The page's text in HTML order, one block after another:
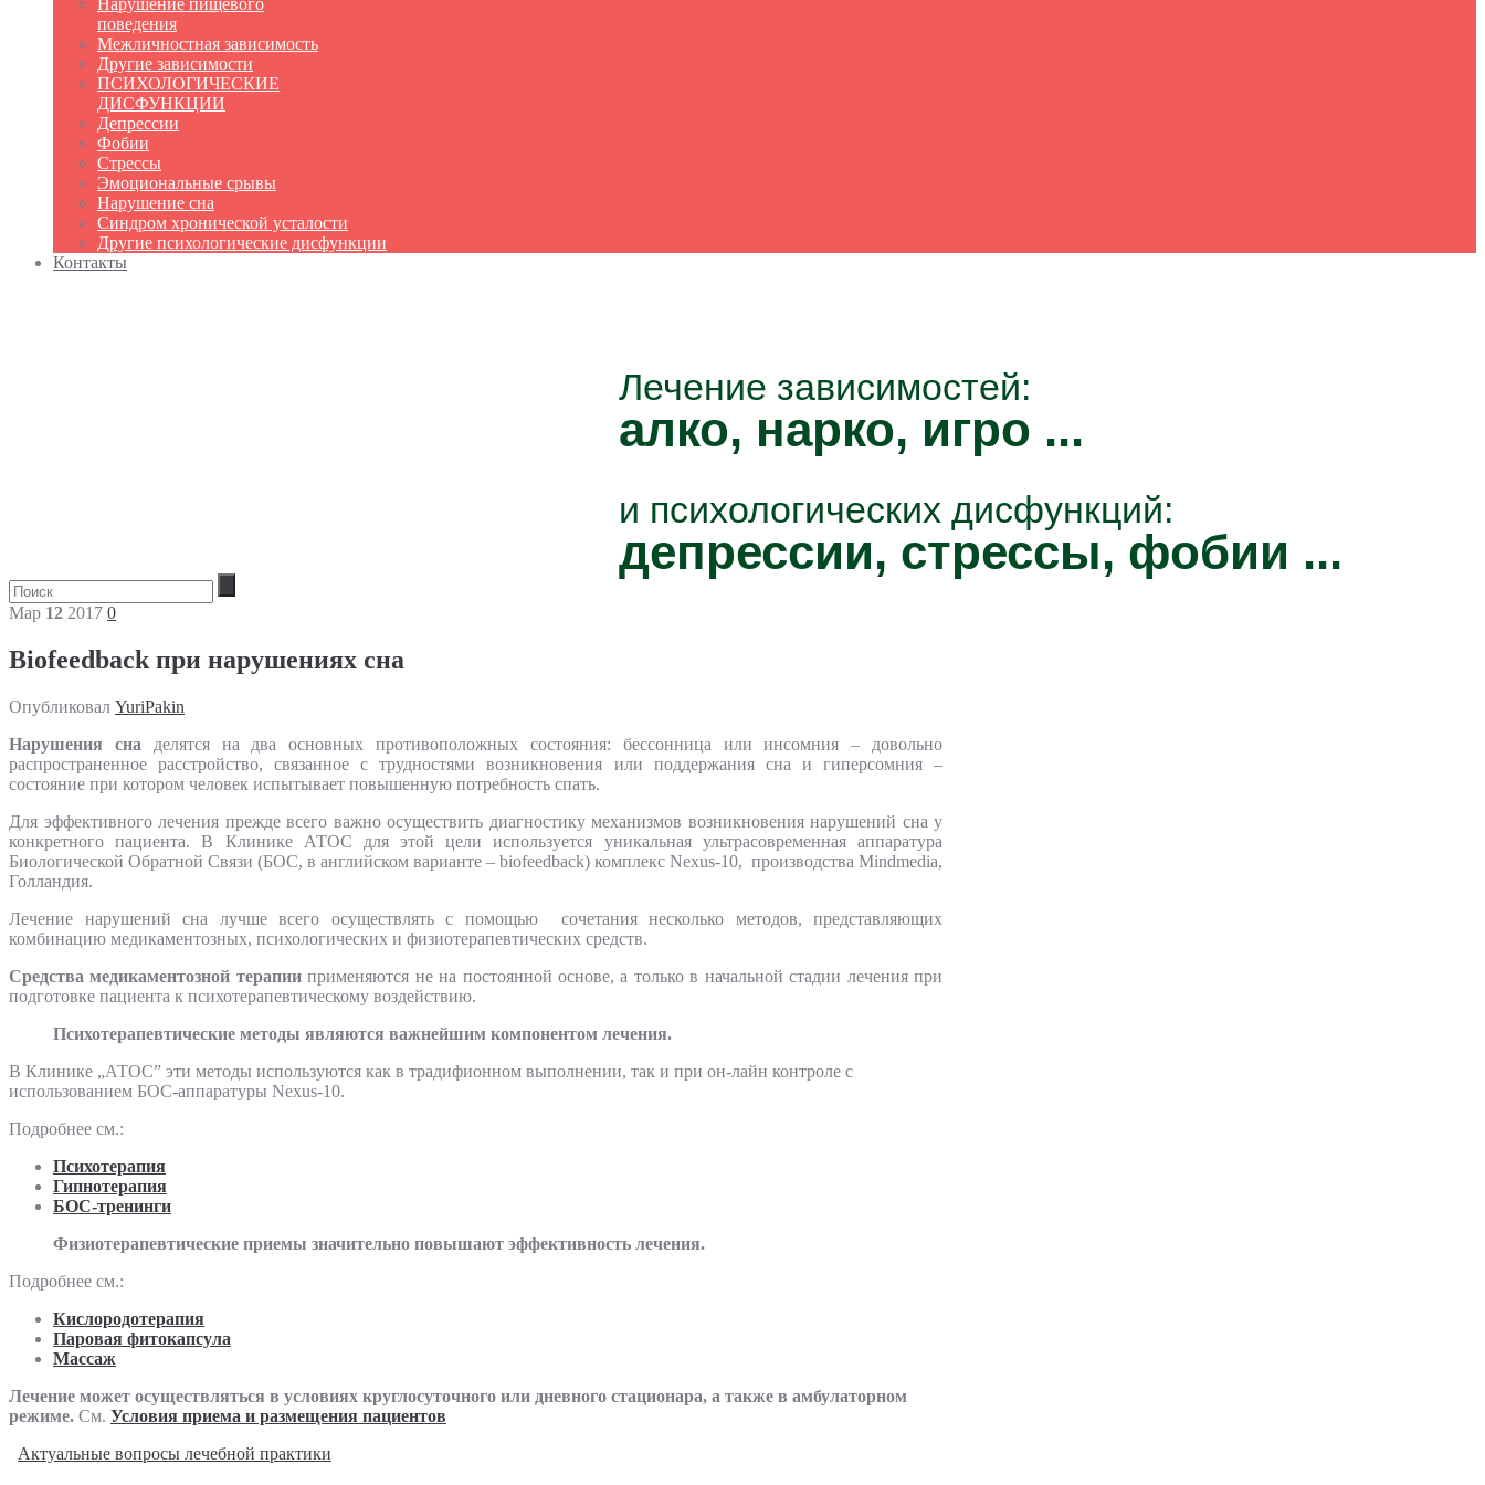
поведения
Межличностная зависимость
Другие зависимости
ПСИХОЛОГИЧЕСКИЕ
ДИСФУНКЦИИ
Депрессии
Фобии
Стрессы
Эмоциональные срывы
Нарушение сна
Синдром хронической усталости
Другие психологические дисфункции
Контакты
Лечение зависимостей:
алко, нарко, игро ...
и психологических дисфункций:
депрессии, стрессы, фобии ...
Мар 12 2017 0
Biofeedback при нарушениях сна
Опубликовал YuriPakin
Нарушения сна делятся на два основных противоположных состояния: бессонница или инсомния – довольно
распространенное расстройство, связанное с трудностями возникновения или поддержания сна и гиперсомния –
состояние при котором человек испытывает повышенную потребность спать.
Для эффективного лечения прежде всего важно осуществить диагностику механизмов возникновения нарушений сна у
конкретного пациента. В Клинике АТОС для этой цели используется уникальная ультрасовременная аппаратура
Биологической Обратной Связи (БОС, в английском варианте – biofeedback) комплекс Nexus-10, производства Mindmedia,
Голландия.
Лечение нарушений сна лучше всего осуществлять с помощью сочетания несколько методов, представляющих
комбинацию медикаментозных, психологических и физиотерапевтических средств.
Средства медикаментозной терапииприменяются не на постоянной основе, а только в начальной стадии лечения при
подготовке пациента к психотерапевтическому воздействию.
Психотерапевтические методы являются важнейшим компонентом лечения.
В Клинике „АТОС” эти методы используются как в традифионном выполнении, так и при он-лайн контроле с
использованием БОС-аппаратуры Nexus-10.
Подробнее см.:
Психотерапия
Гипнотерапия
БОС-тренинги
Физиотерапевтические приемы значительно повышают эффективность лечения.
Подробнее см.:
Кислородотерапия
Паровая фитокапсула
Массаж
Лечение может осуществляться в условиях круглосуточного или дневного стационара, а также в амбулаторном
режиме. См. Условия приема и размещения пациентов
Актуальные вопросы лечебной практики